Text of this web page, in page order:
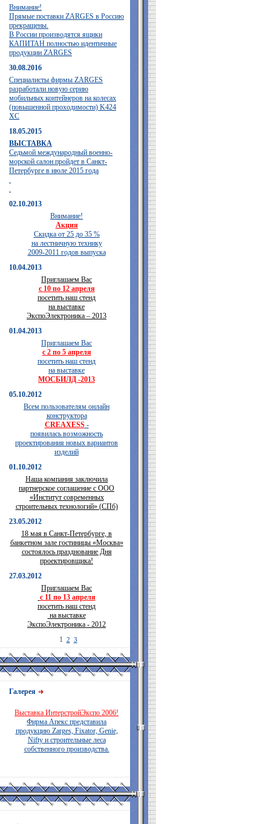
Внимание!
Прямые поставки ZARGES в Россию
прекращены.
В России производятся ящики
КАПИТАН полностью идентичные
продукции ZARGES
30.08.2016
Специалисты фирмы ZARGES
разработали новую серию
мобильных контейнеров на колесах
(повышенной проходимости) K424
XC
18.05.2015
ВЫСТАВКА
Седьмой международный военно-
морской салон пройдет в Санкт-
Петербурге в июле 2015 года
02.10.2013
Внимание!
Акция
Скидка от 25 до 35 %
на лестничную технику
2009-2011 годов выпуска
10.04.2013
Приглашаем Вас
с 10 по 12 апреля
посетить наш стенд
на выставке
ЭкспоЭлектроника – 2013
01.04.2013
Приглашаем Вас
с 2 по 5 апреля
посетить наш стенд
на выставке
МОСБИЛД -2013
05.10.2012
Всем пользователям онлайн
конструктора
CREAXESS-
появилась возможность
проектирования новых вариантов
изделий
01.10.2012
Наша компания заключила
партнерское соглашение с ООО
«Институт современных
строительных технологий» (СПб)
23.05.2012
18 мая в Санкт-Петербурге, в
банкетном зале гостиницы «Москва»
состоялось празднование Дня
проектировщика!
27.03.2012
Приглашаем Вас
с 11 по 13 апреля
посетить наш стенд
на выставке
ЭкспоЭлектроника - 2012
1 2 3
Галерея
Выставка ИнтерстройЭкспо 2006!
Фирма Апекс представила
продукцию Zarges, Fixator, Genie,
Nifty и строительные леса
собственного производства.